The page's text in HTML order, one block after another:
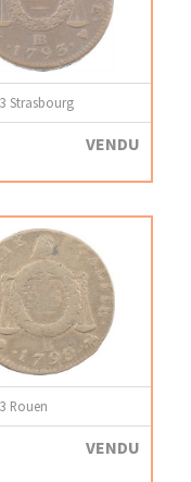
Strasbourg
VENDU
Rouen
VENDU